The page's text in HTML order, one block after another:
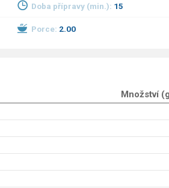
Doba přípravy (min.): 15
Porce: 2.00
Množství